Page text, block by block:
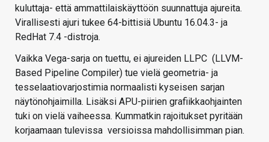
kuluttaja- että ammattilaiskäyttöön suunnattuja ajureita.
Virallisesti ajuri tukee 64-bittisiä Ubuntu 16.04.3- ja
RedHat 7.4 -distroja.
Vaikka Vega-sarja on tuettu, ei ajureiden LLPC (LLVM-
Based Pipeline Compiler) tue vielä geometria- ja
tesselaatiovarjostimia normaalisti kyseisen sarjan
näytönohjaimilla. Lisäksi APU-piirien grafiikkaohjainten
tuki on vielä vaiheessa. Kummatkin rajoitukset pyritään
korjaamaan tulevissa versioissa mahdollisimman pian.